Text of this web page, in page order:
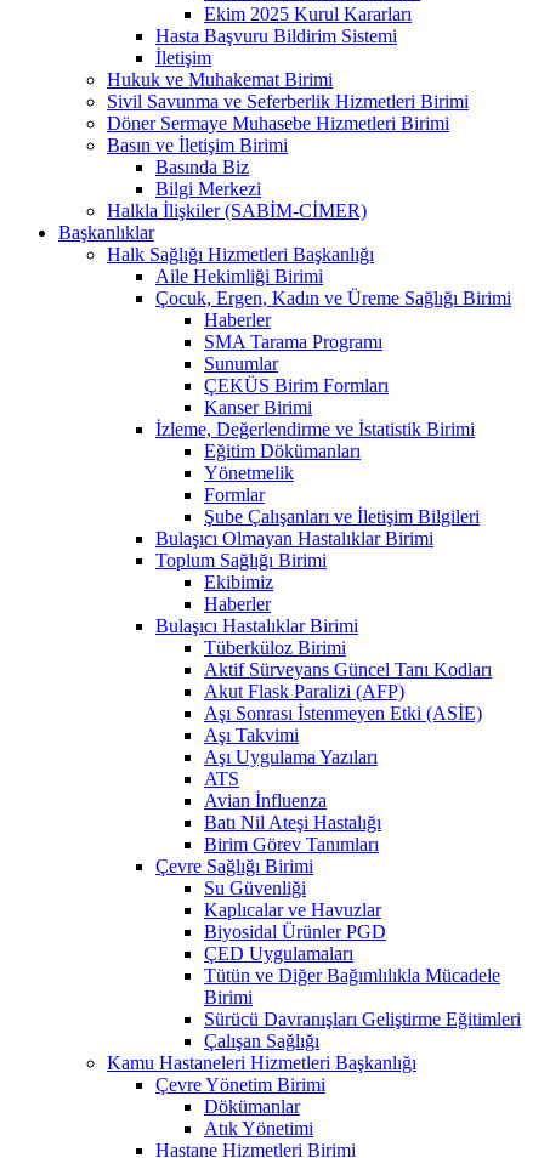
Ekim 2025 Kurul Kararları
Hasta Başvuru Bildirim Sistemi
İletişim
Hukuk ve Muhakemat Birimi
Sivil Savunma ve Seferberlik Hizmetleri Birimi
Döner Sermaye Muhasebe Hizmetleri Birimi
Basın ve İletişim Birimi
Basında Biz
Bilgi Merkezi
Halkla İlişkiler (SABİM-CİMER)
Başkanlıklar
Halk Sağlığı Hizmetleri Başkanlığı
Aile Hekimliği Birimi
Çocuk, Ergen, Kadın ve Üreme Sağlığı Birimi
Haberler
SMA Tarama Programı
Sunumlar
ÇEKÜS Birim Formları
Kanser Birimi
İzleme, Değerlendirme ve İstatistik Birimi
Eğitim Dökümanları
Yönetmelik
Formlar
Şube Çalışanları ve İletişim Bilgileri
Bulaşıcı Olmayan Hastalıklar Birimi
Toplum Sağlığı Birimi
Ekibimiz
Haberler
Bulaşıcı Hastalıklar Birimi
Tüberküloz Birimi
Aktif Sürveyans Güncel Tanı Kodları
Akut Flask Paralizi (AFP)
Aşı Sonrası İstenmeyen Etki (ASİE)
Aşı Takvimi
Aşı Uygulama Yazıları
ATS
Avian İnfluenza
Batı Nil Ateşi Hastalığı
Birim Görev Tanımları
Çevre Sağlığı Birimi
Su Güvenliği
Kaplıcalar ve Havuzlar
Biyosidal Ürünler PGD
ÇED Uygulamaları
Tütün ve Diğer Bağımlılıkla Mücadele
Birimi
Sürücü Davranışları Geliştirme Eğitimleri
Çalışan Sağlığı
Kamu Hastaneleri Hizmetleri Başkanlığı
Çevre Yönetim Birimi
Dökümanlar
Atık Yönetimi
Hastane Hizmetleri Birimi